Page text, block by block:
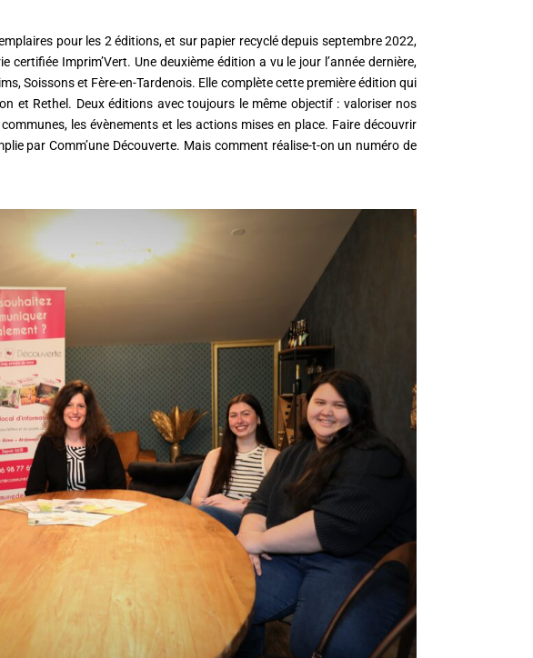
pour les 2 éditions, et sur papier recyclé depuis septembre 2022,
certifiée Imprim’Vert. Une deuxième édition a vu le jour l’année dernière,
Soissons et Fère-en-Tardenois. Elle complète cette première édition qui
et Rethel. Deux éditions avec toujours le même objectif : valoriser nos
les évènements et les actions mises en place. Faire découvrir
par Comm’une Découverte. Mais comment réalise-t-on un numéro de